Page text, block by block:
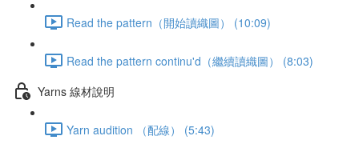
Read the pattern（開始讀織圖） (10:09)
Read the pattern continu'd（繼續讀織圖） (8:03)
Yarns 線材說明
Yarn audition （配線） (5:43)